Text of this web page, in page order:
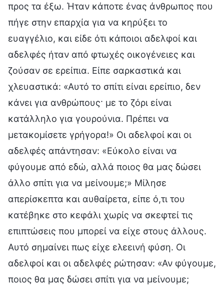
προς τα έξω. Ήταν κάποτε ένας άνθρωπος που
πήγε στην επαρχία για να κηρύξει το
ευαγγέλιο, και είδε ότι κάποιοι αδελφοί και
αδελφές ήταν από φτωχές οικογένειες και
ζούσαν σε ερείπια. Είπε σαρκαστικά και
χλευαστικά: «Αυτό το σπίτι είναι ερείπιο, δεν
κάνει για ανθρώπους· με το ζόρι είναι
κατάλληλο για γουρούνια. Πρέπει να
μετακομίσετε γρήγορα!» Οι αδελφοί και οι
αδελφές απάντησαν: «Εύκολο είναι να
φύγουμε από εδώ, αλλά ποιος θα μας δώσει
άλλο σπίτι για να μείνουμε;» Μίλησε
απερίσκεπτα και αυθαίρετα, είπε ό,τι του
κατέβηκε στο κεφάλι χωρίς να σκεφτεί τις
επιπτώσεις που μπορεί να είχε στους άλλους.
Αυτό σημαίνει πως είχε ελεεινή φύση. Οι
αδελφοί και οι αδελφές ρώτησαν: «Αν φύγουμε,
ποιος θα μας δώσει σπίτι για να μείνουμε;